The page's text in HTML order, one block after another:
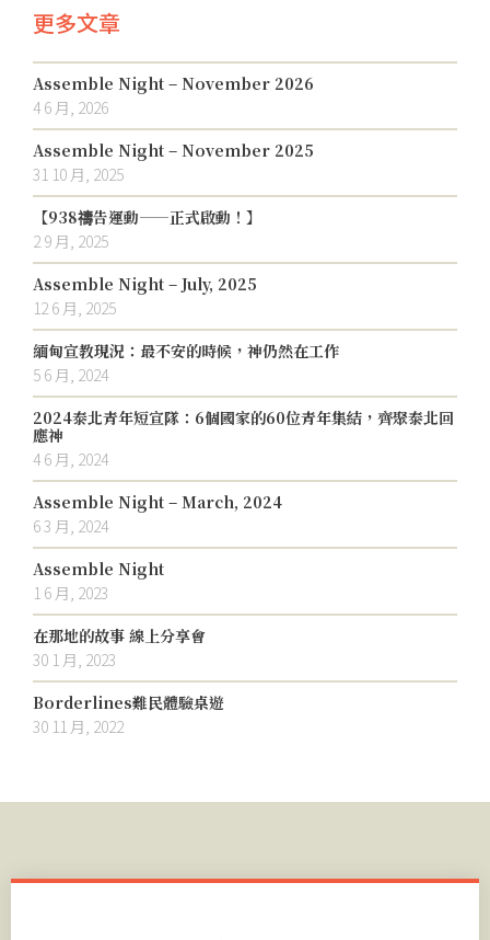
更多文章
Assemble Night – November 2026
4 6 月, 2026
Assemble Night – November 2025
31 10 月, 2025
【938禱告運動——正式啟動！】
2 9 月, 2025
Assemble Night – July, 2025
12 6 月, 2025
緬甸宣教現況：最不安的時候，神仍然在工作
5 6 月, 2024
2024泰北青年短宣隊：6個國家的60位青年集結，齊聚泰北回
應神
4 6 月, 2024
Assemble Night – March, 2024
6 3 月, 2024
Assemble Night
1 6 月, 2023
在那地的故事 線上分享會
30 1 月, 2023
Borderlines難民體驗桌遊
30 11 月, 2022